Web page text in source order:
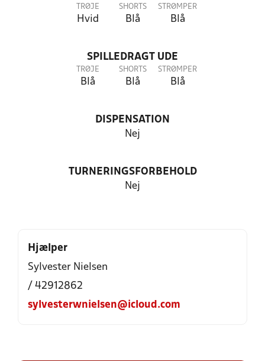
TRØJE
Hvid
SHORTS
Blå
STRØMPER
Blå
SPILLEDRAGT UDE
TRØJE
Blå
SHORTS
Blå
STRØMPER
Blå
DISPENSATION
Nej
TURNERINGSFORBEHOLD
Nej
Hjælper
Sylvester Nielsen
/ 42912862
sylvesterwnielsen@icloud.com